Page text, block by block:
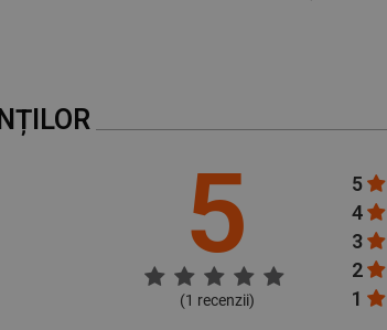
5
(1 recenzii)
5
4
3
2
1